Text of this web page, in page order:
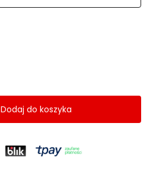
Dodaj do koszyka